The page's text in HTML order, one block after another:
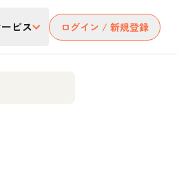
ビス ログイン / 新規登録